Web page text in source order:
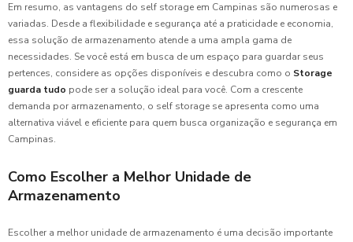
Em resumo, as vantagens do self storage em Campinas são numerosas e
variadas. Desde a flexibilidade e segurança até a praticidade e economia,
essa solução de armazenamento atende a uma ampla gama de
necessidades. Se você está em busca de um espaço para guardar seus
pertences, considere as opções disponíveis e descubra como o Storage
guarda tudo pode ser a solução ideal para você. Com a crescente
demanda por armazenamento, o self storage se apresenta como uma
alternativa viável e eficiente para quem busca organização e segurança em
Campinas.
Como Escolher a Melhor Unidade de
Armazenamento
Escolher a melhor unidade de armazenamento é uma decisão importante